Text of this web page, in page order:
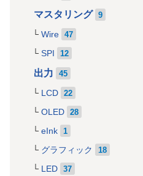
マスタリング 9
Wire 47
SPI 12
出力 45
LCD 22
OLED 28
eInk 1
グラフィック 18
LED 37